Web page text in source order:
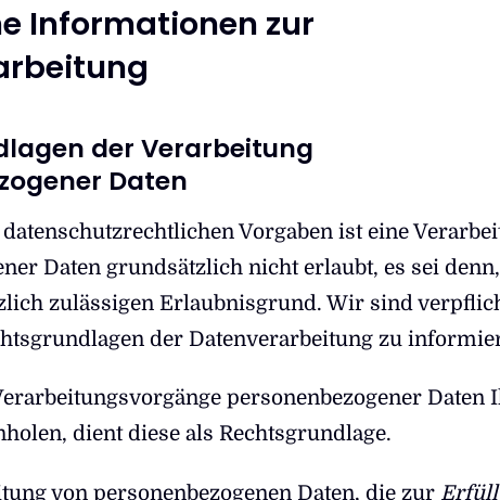
Informationen zur
der Verarbeitung
Daten
Vorgaben ist eine
Daten grundsätzlich nicht erlaubt, es sei
zulässigen Erlaubnisgrund. Wir sind
der Datenverarbeitung zu
personenbezogener Daten
dient diese als Rechtsgrundlage.
von personenbezogenen Daten, die zur